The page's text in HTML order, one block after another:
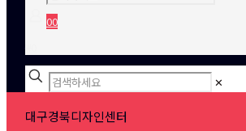
00
✕
대구경북디자인센터